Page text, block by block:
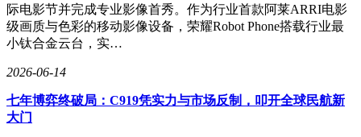
际电影节并完成专业影像首秀。作为行业首款阿莱ARRI电影
级画质与色彩的移动影像设备，荣耀Robot Phone搭载行业最
小钛合金云台，实…
2026-06-14
七年博弈终破局：C919凭实力与市场反制，叩开全球民航新
大门